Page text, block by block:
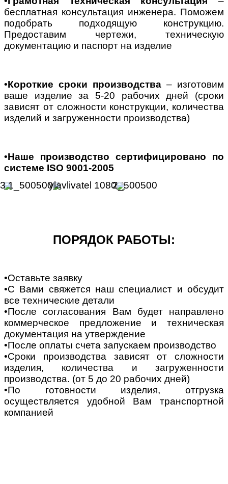
бесплатная консультация инженера. Поможем
подобрать подходящую конструкцию.
Предоставим чертежи, техническую
документацию и паспорт на изделие
•Короткие сроки производства – изготовим
ваше изделие за 5-20 рабочих дней (сроки
зависят от сложности конструкции, количества
изделий и загруженности производства)
•Наше производство сертифицировано по
системе ISO 9001-2005
ПОРЯДОК РАБОТЫ:
•Оставьте заявку
•С Вами свяжется наш специалист и обсудит
все технические детали
•После согласования Вам будет направлено
коммерческое предложение и техническая
документация на утверждение
•После оплаты счета запускаем производство
•Сроки производства зависят от сложности
изделия, количества и загруженности
производства. (от 5 до 20 рабочих дней)
•По готовности изделия, отгрузка
осуществляется удобной Вам транспортной
компанией